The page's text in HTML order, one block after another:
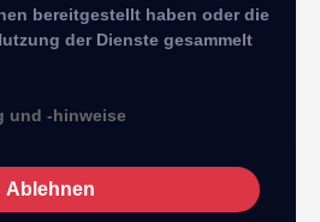
bereitgestellt haben oder die
der Dienste gesammelt
und -hinweise
Ablehnen